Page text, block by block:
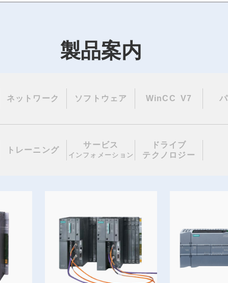
製品案内
ネットワーク ソフトウェア WinCC V7
トレーニング
サービス
インフォメーション
ドライブ
テクノロジー